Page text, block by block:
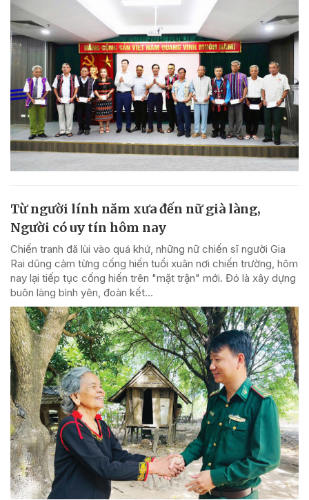
Từ người lính năm xưa đến nữ già làng,
Người có uy tín hôm nay
Chiến tranh đã lùi vào quá khứ, những nữ chiến sĩ người Gia
Rai dũng cảm từng cống hiến tuổi xuân nơi chiến trường, hôm
nay lại tiếp tục cống hiến trên "mặt trận" mới. Đó là xây dựng
buôn làng bình yên, đoàn kết...